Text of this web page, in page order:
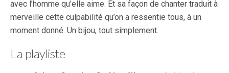
avec l’homme qu’elle aime. Et sa façon de chanter traduit à
merveille cette culpabilité qu’on a ressentie tous, à un
moment donné. Un bijou, tout simplement.
La playliste